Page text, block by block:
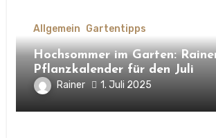
Allgemein Gartentipps
Hochsommer im Garten:
Pflanzkalender für den Juli
Rainer 1. Juli 2025